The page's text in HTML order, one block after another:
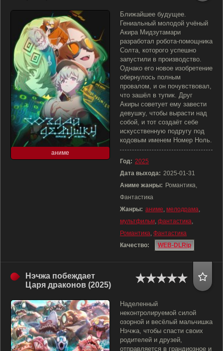
аниме
Ближайшее будущее.
Гениальный молодой учёный
Акира Мидзутамари
разработал робота-помощника
Солта, которого успешно
запустили в производство.
Однако его новое изобретение
обернулось полным
провалом, и он почувствовал,
что зашёл в тупик. Друг
Акиры советует ему завести
девушку, чтобы вырасти над
собой, и тот создаёт себе
искусственную подругу под
кодовым именем Номер Ноль.
Год: 2025
Дата выхода: 2025-01-31
Аниме жанры: Романтика,
Фантастика
Жанры: аниме, мелодрама,
мультфильм, фантастика,
Романтика, Фантастика
Качество:
WEB-DLRip
Нэчжа побеждает
Царя драконов (2025)
Наделенный
неконтролируемой силой
озорной и весёлый мальчишка
Нэчжа, чтобы спасти своих
родителей и друзей,
отправляется в грандиозное и